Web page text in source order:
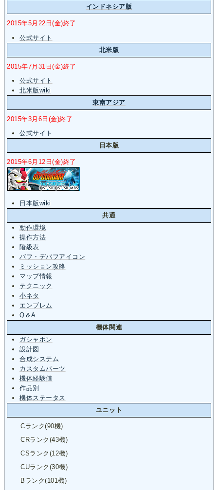
インドネシア版
2015年5月22日(金)終了
公式サイト
北米版
2015年7月31日(金)終了
公式サイト
北米版wiki
東南アジア
2015年3月6日(金)終了
公式サイト
日本版
2015年6月12日(金)終了
日本版wiki
共通
動作環境
操作方法
階級表
バフ・デバフアイコン
ミッション攻略
マップ情報
テクニック
小ネタ
エンブレム
Q＆A
機体関連
ガシャポン
設計図
合成システム
カスタムパーツ
機体経験値
作品別
機体ステータス
ユニット
Cランク(90機)
CRランク(43機)
CSランク(12機)
CUランク(30機)
Bランク(101機)